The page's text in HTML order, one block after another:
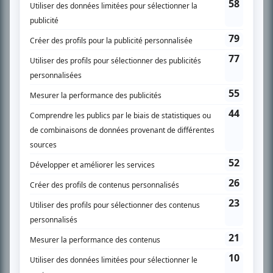
SUR LE RÉSEAU BIZZ MÉDIA
PLAN DU SITE
Accueil
Liste des oeuvres
Recherche avancée
À propos
Nous contacter
Termes et conditions
Politique de confidentialité
Gestion du consentement